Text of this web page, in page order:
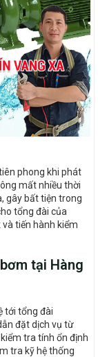
phong khi phát
mất nhiều thời
gây bất tiện trong
tổng đài của
tiến hành kiểm
tại Hàng
tới tổng đài
đặt dịch vụ từ
tra tính ổn định
tra kỹ hệ thống